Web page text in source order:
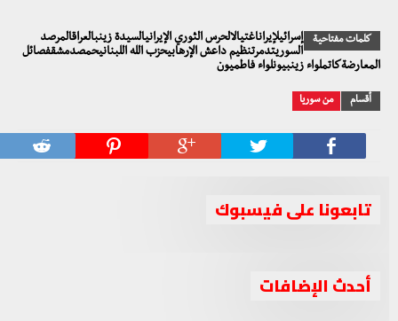
كلمات مفتاحية
إسرائيلإيراناغتيالالحرس الثوري الإيرانيالسيدة زينبالعراقالمرصد
السوريتدمرتنظيم داعش الإرهابيحزب الله اللبنانيحمصدمشقفصائل
المعارضةكاتملواء زينبيونلواء فاطميون
أقسام من سوريا
تابعونا على فيسبوك
أحدث الإضافات